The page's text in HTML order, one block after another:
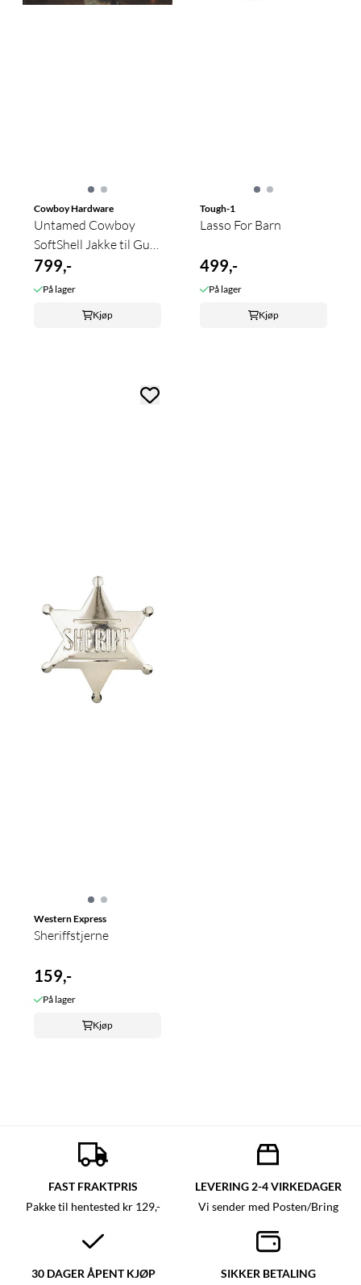
Cowboy Hardware
Untamed Cowboy
SoftShell Jakke til Gutt
- Brun
799,-
På lager
Kjøp
Tough-1
Lasso For Barn
499,-
På lager
Kjøp
Western Express
Sheriffstjerne
159,-
På lager
Kjøp
FAST FRAKTPRIS
Pakke til hentested kr 129,-
LEVERING 2-4 VIRKEDAGER
Vi sender med Posten/Bring
30 DAGER ÅPENT KJØP SIKKER BETALING